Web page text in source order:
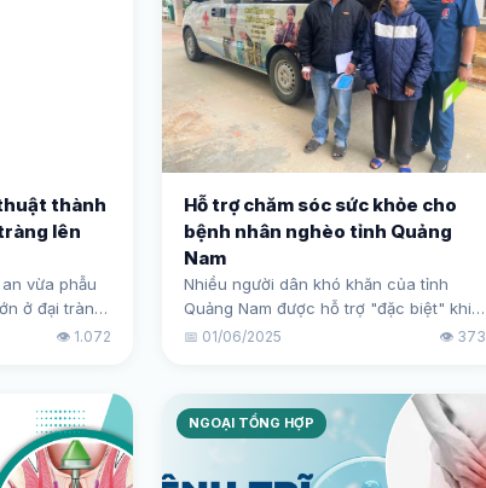
thành
lên
vừa phẫu
ở đại tràng
nhân👁️ 1.072
Hỗ trợ chăm sóc sức khỏe cho
bệnh nhân nghèo tỉnh Quảng
Nam
Nhiều người dân khó khăn của tỉnh
Quảng Nam được hỗ trợ "đặc biệt" khi
chăm sóc sức khỏe tại đơn vị.
📅 01/06/2025 👁️ 373
NGOẠI TỔNG HỢP